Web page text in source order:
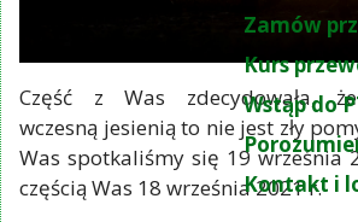
Zamów
Kurs
Wstąp do
Kontakt i
Część z Was zdecydowała, że
wczesną jesienią to nie jest zły
Was spotkaliśmy się 19 września
częścią Was 18 września 2021 r.